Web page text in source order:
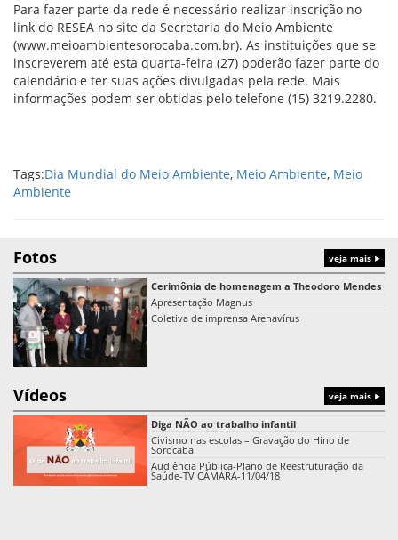
Para fazer parte da rede é necessário realizar inscrição no
link do RESEA no site da Secretaria do Meio Ambiente
(www.meioambientesorocaba.com.br). As instituições que se
inscreverem até esta quarta-feira (27) poderão fazer parte do
calendário e ter suas ações divulgadas pela rede. Mais
informações podem ser obtidas pelo telefone (15) 3219.2280.
Tags:Dia Mundial do Meio Ambiente, Meio Ambiente, Meio
Ambiente
Fotos veja mais
Cerimônia de homenagem a Theodoro Mendes
Apresentação Magnus
Coletiva de imprensa Arenavírus
Vídeos veja mais
Diga NÃO ao trabalho infantil
Civismo nas escolas – Gravação do Hino de
Sorocaba
Audiência Pública-Plano de Reestruturação da
Saúde-TV CÂMARA-11/04/18